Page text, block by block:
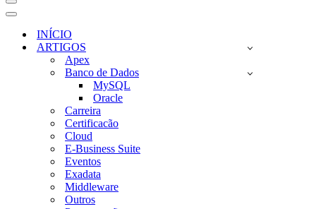
Menu
de
navegação
Menu
navegaçãoINÍCIO
ARTIGOS
Apex
Banco de Dados
MySQL
Oracle
Carreira
Certificacão
Cloud
E-Business Suite
Eventos
Exadata
Middleware
Outros